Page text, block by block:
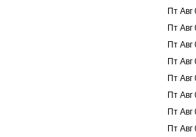
Пт
Пт
Пт
Пт
Пт
Пт
Пт
Пт